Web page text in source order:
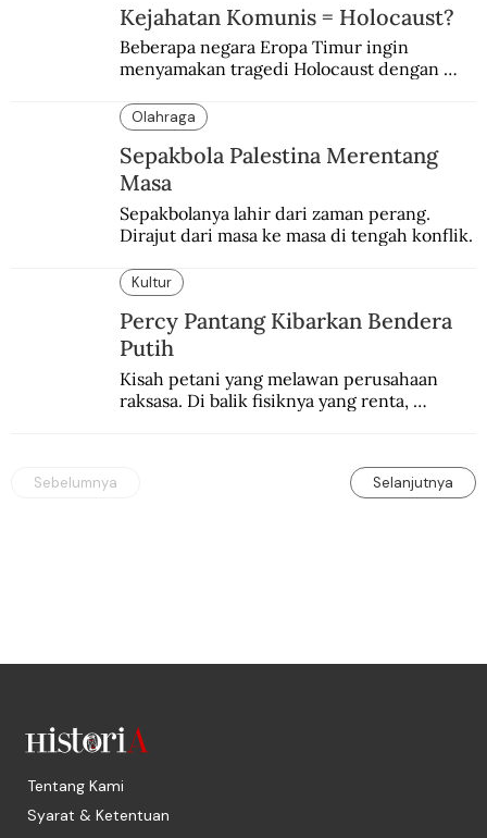
Kejahatan Komunis = Holocaust?
Beberapa negara Eropa Timur ingin
menyamakan tragedi Holocaust dengan
Olahraga
Sepakbola Palestina Merentang
Masa
Sepakbolanya lahir dari zaman perang.
Dirajut dari masa ke masa di tengah konflik.
Kultur
Percy Pantang Kibarkan Bendera
Putih
Kisah petani yang melawan perusahaan
raksasa. Di balik fisiknya yang renta,
Sebelumnya Selanjutnya
Tentang Kami
Syarat & Ketentuan